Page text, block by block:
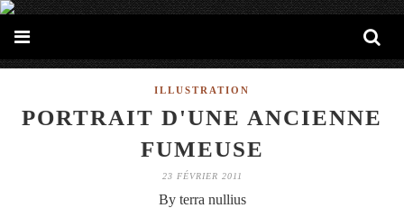
ILLUSTRATION
PORTRAIT D'UNE ANCIENNE
FUMEUSE
23 FÉVRIER 2011
By terra nullius